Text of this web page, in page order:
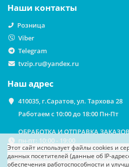
Этот сайт использует файлы cookies и
данных посетителей (данные об IP-
обеспечения работоспособности и
Наши контакты
Розница
Viber
Telegram
tvzip.ru@yandex.ru
Наш адрес
410035, г.Саратов, ул. Тархова 28
Работаем с 10:00 до 18:00 Пн-Пт
ОБРАБОТКА И ОТПРАВКА
пн-пт: 10:00 - 19:00
ВЫДАЧА ЗАКАЗОВ НА